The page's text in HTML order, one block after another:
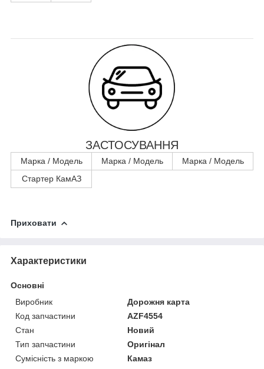
ЗАСТОСУВАННЯ
Марка / Модель Марка / Модель
Марка / Модель
Стартер КамАЗ
Приховати
Характеристики
Основні
Виробник
Дорожня карта
Код запчастини
AZF4554
Стан
Новий
Тип запчастини
Оригінал
Сумісність з маркою
Камаз